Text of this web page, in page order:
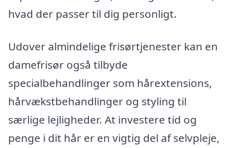
hvad der passer til dig personligt.
Udover almindelige frisørtjenester kan en
damefrisør også tilbyde
specialbehandlinger som hårextensions,
hårvækstbehandlinger og styling til
særlige lejligheder. At investere tid og
penge i dit hår er en vigtig del af selvpleje,